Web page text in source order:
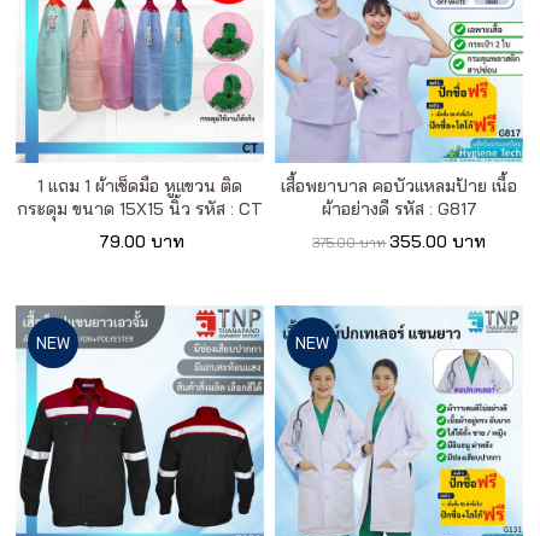
1 แถม 1 ผ้าเช็ดมือ หูแขวน ติด
กระดุม ขนาด 15X15 นิ้ว รหัส : CT
79.00 บาท
เสื้อพยาบาล คอบัวแหลมป้าย เนื้อ
ผ้าอย่างดี รหัส : G817
375.00 บาท 355.00 บาท
NEW NEW